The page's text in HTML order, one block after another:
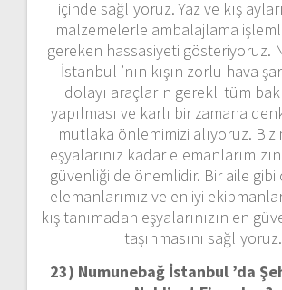
içinde sağlıyoruz. Yaz ve kış
malzemelerle ambalajlama
gereken hassasiyeti gösteriyoruz.
İstanbul ’nın kışın zorlu hava
dolayı araçların gerekli tüm
yapılması ve karlı bir zamana
mutlaka önlemimizi alıyoruz.
eşyalarınız kadar
güvenliği de önemlidir. Bir aile
elemanlarımız ve en iyi
kış tanımadan eşyalarınızın en
taşınmasını sağlıyoruz.
23) Numunebağ İstanbul ’da